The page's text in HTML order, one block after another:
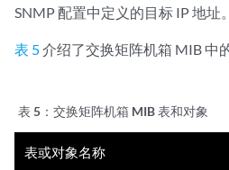
SNMP 配置中定义的目标 IP 地址。
表 5介绍了交换矩阵机箱 MIB 中
表 5： 交换矩阵机箱 MIB 表和对象
表或对象名称